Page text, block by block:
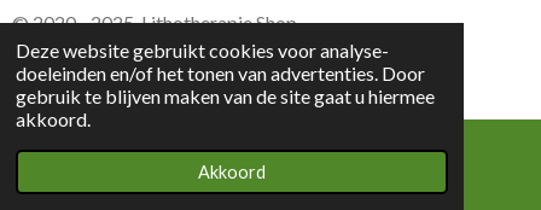
Deze website gebruikt cookies voor analyse-
doeleinden en/of het tonen van advertenties. Door
gebruik te blijven maken van de site gaat u hiermee
akkoord.
Akkoord
© 2020 - 2025 Lithotherapie Shop
Leverings voorwaarden Lithotherapie Shop